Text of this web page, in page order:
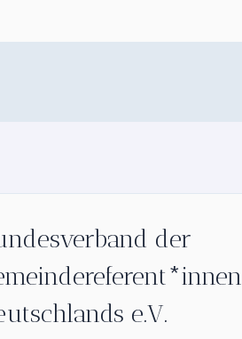
der
e.V.